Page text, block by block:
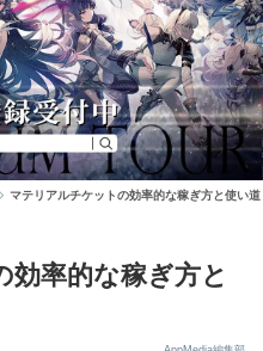
マテリアルチケットの効率的な稼ぎ方と使い道
率的な稼ぎ方と